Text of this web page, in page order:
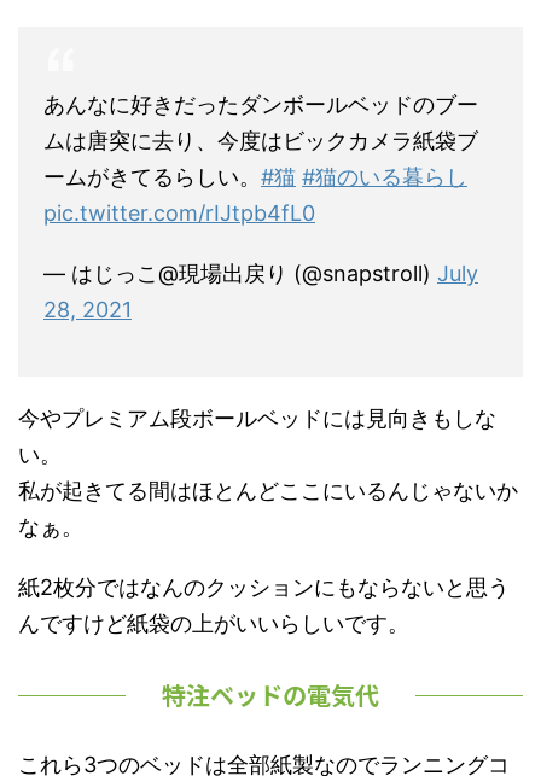
あんなに好きだったダンボールベッドのブー
ムは唐突に去り、今度はビックカメラ紙袋ブ
ームがきてるらしい。 #猫 #猫のいる暮らし
pic.twitter.com/rIJtpb4fL0
— はじっこ@現場出戻り (@snapstroll) July
28, 2021
今やプレミアム段ボールベッドには見向きもしな
い。
私が起きてる間はほとんどここにいるんじゃないか
なぁ。
紙2枚分ではなんのクッションにもならないと思う
んですけど紙袋の上がいいらしいです。
特注ベッドの電気代
これら3つのベッドは全部紙製なのでランニングコ